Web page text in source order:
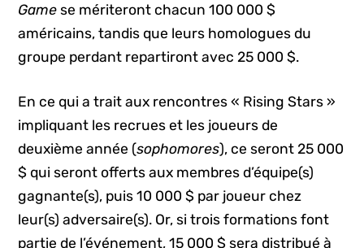
Game se mériteront chacun 100 000 $
américains, tandis que leurs homologues du
groupe perdant repartiront avec 25 000 $.
En ce qui a trait aux rencontres « Rising Stars »
impliquant les recrues et les joueurs de
deuxième année (sophomores), ce seront 25 000
$ qui seront offerts aux membres d’équipe(s)
gagnante(s), puis 10 000 $ par joueur chez
leur(s) adversaire(s). Or, si trois formations font
partie de l’événement, 15 000 $ sera distribué à